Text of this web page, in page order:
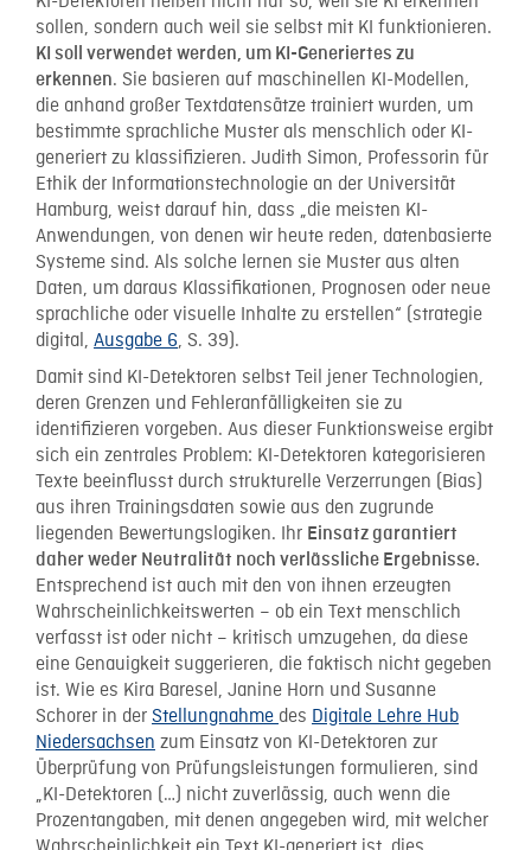
sollen, sondern auch weil sie selbst mit KI funktionieren.
KI soll verwendet werden, um KI-Generiertes zu
erkennen. Sie basieren auf maschinellen KI-Modellen,
die anhand großer Textdatensätze trainiert wurden, um
bestimmte sprachliche Muster als menschlich oder KI-
generiert zu klassifizieren. Judith Simon, Professorin für
Ethik der Informationstechnologie an der Universität
Hamburg, weist darauf hin, dass „die meisten KI-
Anwendungen, von denen wir heute reden, datenbasierte
Systeme sind. Als solche lernen sie Muster aus alten
Daten, um daraus Klassifikationen, Prognosen oder neue
sprachliche oder visuelle Inhalte zu erstellen“ (strategie
digital, Ausgabe 6, S. 39).
Damit sind KI-Detektoren selbst Teil jener Technologien,
deren Grenzen und Fehleranfälligkeiten sie zu
identifizieren vorgeben. Aus dieser Funktionsweise ergibt
sich ein zentrales Problem: KI-Detektoren kategorisieren
Texte beeinflusst durch strukturelle Verzerrungen (Bias)
aus ihren Trainingsdaten sowie aus den zugrunde
liegenden Bewertungslogiken. Ihr Einsatz garantiert
daher weder Neutralität noch verlässliche Ergebnisse.
Entsprechend ist auch mit den von ihnen erzeugten
Wahrscheinlichkeitswerten – ob ein Text menschlich
verfasst ist oder nicht – kritisch umzugehen, da diese
eine Genauigkeit suggerieren, die faktisch nicht gegeben
ist. Wie es Kira Baresel, Janine Horn und Susanne
Schorer in der Stellungnahme des Digitale Lehre Hub
Niedersachsen zum Einsatz von KI-Detektoren zur
Überprüfung von Prüfungsleistungen formulieren, sind
„KI-Detektoren (…) nicht zuverlässig, auch wenn die
Prozentangaben, mit denen angegeben wird, mit welcher